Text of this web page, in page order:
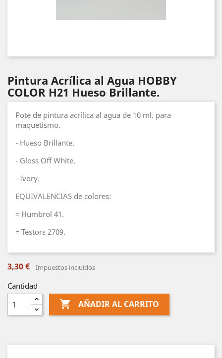
Pintura Acrílica al Agua HOBBY
COLOR H21 Hueso Brillante.
Pote de pintura acrílica al agua de 10 ml. para
maquetismo.
- Hueso Brillante.
- Gloss Off White.
- Ivory.
EQUIVALENCIAS de colores:
= Humbrol 41.
= Testors 2709.
3,30 € Impuestos incluidos
Cantidad
 AÑADIR AL CARRITO